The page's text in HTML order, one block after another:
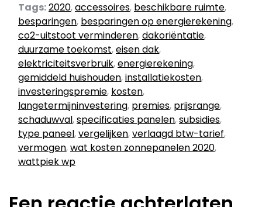
Tags:2020,accessoires, beschikbare ruimte,
besparingen, besparingen op energierekening,
co2-uitstoot verminderen,dakoriëntatie,
duurzame toekomst,eisen dak,
elektriciteitsverbruik,energierekening,
gemiddeld huishouden,installatiekosten,
investeringspremie, kosten,
langetermijninvestering, premies, prijsrange,
schaduwval,specificaties panelen,subsidies,
type paneel,vergelijken,verlaagd btw-tarief,
vermogen,wat kosten zonnepanelen 2020,
wattpiek wp